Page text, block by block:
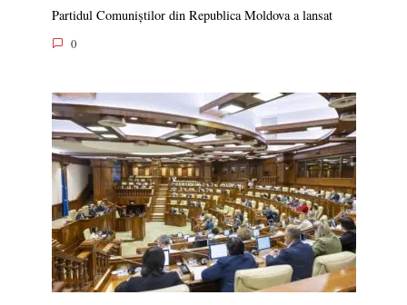
Partidul Comuniștilor din Republica Moldova a lansat
0